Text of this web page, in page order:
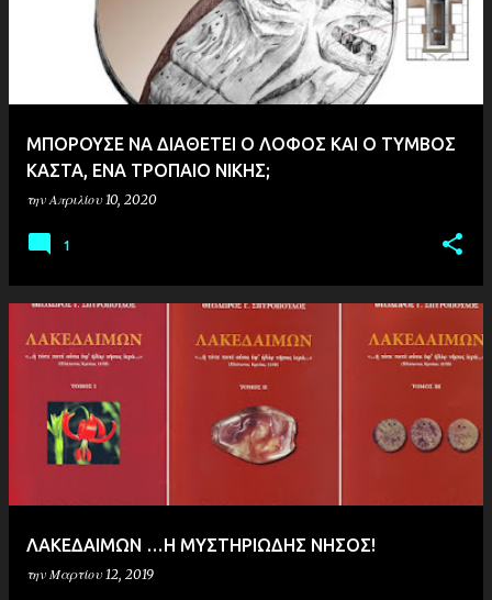
ΜΠΟΡΟΥΣΕ ΝΑ ΔΙΑΘΕΤΕΙ Ο ΛΟΦΟΣ ΚΑΙ Ο ΤΥΜΒΟΣ
ΚΑΣΤΑ, ΕΝΑ ΤΡΟΠΑΙΟ ΝΙΚΗΣ;
την Απριλίου 10, 2020
1
ΛΑΚΕΔΑΙΜΩΝ …Η ΜΥΣΤΗΡΙΩΔΗΣ ΝΗΣΟΣ!
την Μαρτίου 12, 2019